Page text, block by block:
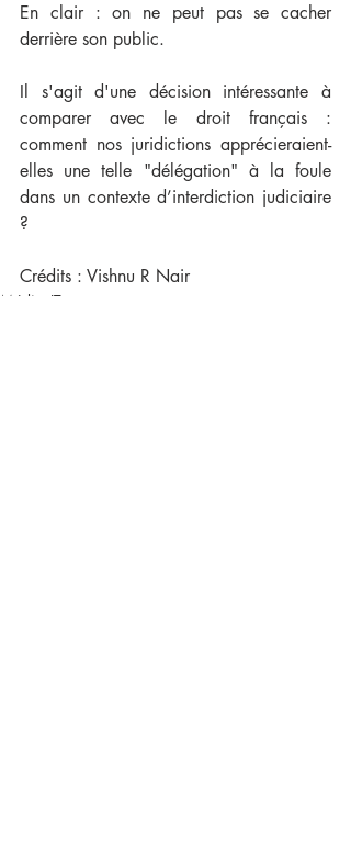
En clair : on ne peut pas se cacher
derrière son public.
Il s'agit d'une décision intéressante à
comparer avec le droit français :
comment nos juridictions apprécieraient-
elles une telle "délégation" à la foule
dans un contexte d’interdiction judiciaire
?
Crédits : Vishnu R Nair
MédiasIT